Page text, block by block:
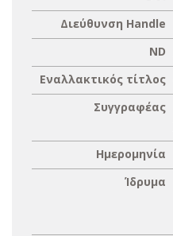
Διεύθυνση Handle
ND
Εναλλακτικός τίτλος
Συγγραφέας
Ημερομηνία
Ίδρυμα